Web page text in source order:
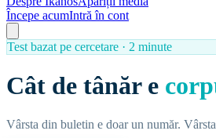
Începe acumIntră în cont
Test bazat pe cercetare · 2 minute
Cât de tânăr e
Vârsta din buletin e doar un număr.